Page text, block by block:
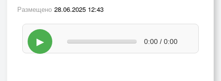
Размещено 28.06.2025 12:43
▶ 0:00 / 0:00